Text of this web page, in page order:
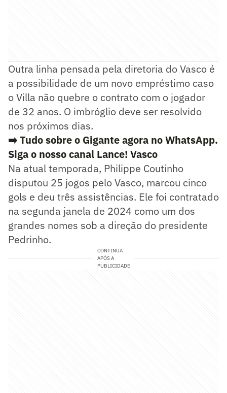
Outra linha pensada pela diretoria do Vasco é
a possibilidade de um novo empréstimo caso
o Villa não quebre o contrato com o jogador
de 32 anos. O imbróglio deve ser resolvido
nos próximos dias.
➡️ Tudo sobre o Gigante agora no WhatsApp.
Siga o nosso canal Lance! Vasco
Na atual temporada, Philippe Coutinho
disputou 25 jogos pelo Vasco, marcou cinco
gols e deu três assistências. Ele foi contratado
na segunda janela de 2024 como um dos
grandes nomes sob a direção do presidente
Pedrinho.
CONTINUA
APÓS A
PUBLICIDADE